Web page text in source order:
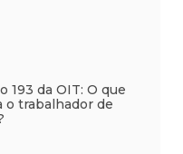
193 da OIT: O que
o trabalhador de